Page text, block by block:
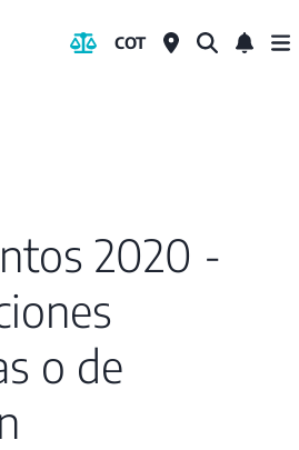
COT
2020 -
o de